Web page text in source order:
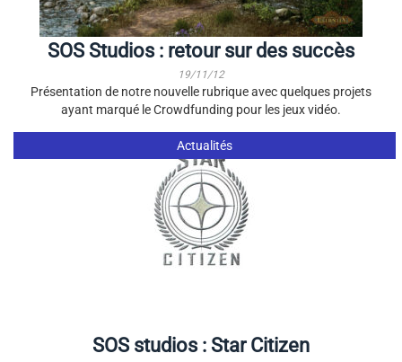
SOS Studios : retour sur des succès
19/11/12
Présentation de notre nouvelle rubrique avec quelques projets
ayant marqué le Crowdfunding pour les jeux vidéo.
Actualités
SOS studios : Star Citizen